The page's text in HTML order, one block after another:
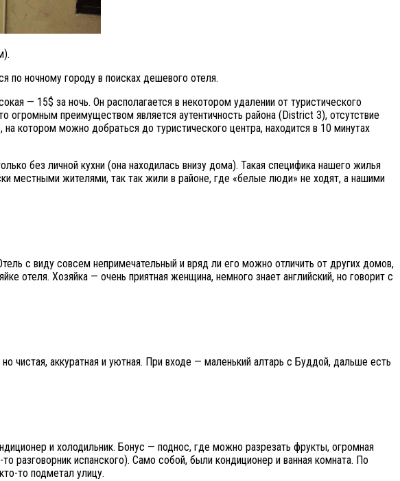
по ночному городу в поисках дешевого отеля.
— 15$ за ночь. Он располагается в некотором удалении от туристического
преимуществом является аутентичность района (District 3), отсутствие
котором можно добраться до туристического центра, находится в 10 минутах
без личной кухни (она находилась внизу дома). Такая специфика нашего жилья
местными жителями, так так жили в районе, где «белые люди» не ходят, а нашими
с виду совсем непримечательный и вряд ли его можно отличить от других домов,
отеля. Хозяйка — очень приятная женщина, немного знает английский, но говорит с
чистая, аккуратная и уютная. При входе — маленький алтарь с Буддой, дальше есть
и холодильник. Бонус — поднос, где можно разрезать фрукты, огромная
разговорник испанского). Само собой, были кондиционер и ванная комната. По
то подметал улицу.